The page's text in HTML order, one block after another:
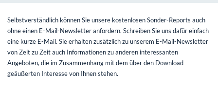
Selbstverständlich können Sie unsere kostenlosen Sonder-Reports auch
ohne einen E-Mail-Newsletter anfordern. Schreiben Sie uns dafür einfach
eine kurze E-Mail. Sie erhalten zusätzlich zu unserem E-Mail-Newsletter
von Zeit zu Zeit auch Informationen zu anderen interessanten
Angeboten, die im Zusammenhang mit dem über den Download
geäußerten Interesse von Ihnen stehen.